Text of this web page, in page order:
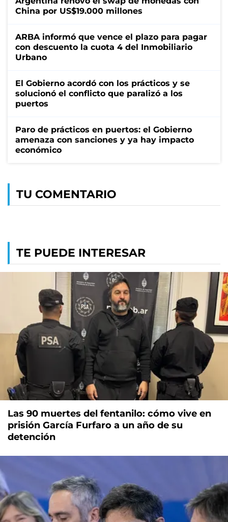
China por US$19.000 millones
ARBA informó que vence el plazo para pagar
con descuento la cuota 4 del Inmobiliario
Urbano
El Gobierno acordó con los prácticos y se
solucionó el conflicto que paralizó a los
puertos
Paro de prácticos en puertos: el Gobierno
amenaza con sanciones y ya hay impacto
económico
TU COMENTARIO
TE PUEDE INTERESAR
Las 90 muertes del fentanilo: cómo vive en
prisión García Furfaro a un año de su
detención